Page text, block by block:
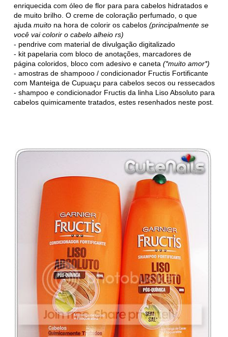
enriquecida com óleo de flor para para cabelos hidratados e
de muito brilho. O creme de coloração perfumado, o que
ajudamuito na hora de colorir os cabelos(principalmente se
você vai colorir o cabelo alheio rs)
- pendrive com material de divulgação digitalizado
- kit papelaria com bloco de anotações, marcadores de
página coloridos, bloco com adesivo e caneta(*muito amor*)
- amostras de shampooo / condicionador Fructis Fortificante
com Manteiga de Cupuaçu para cabelos secos ou ressecados
- shampoo e condicionador Fructis da linha Liso Absoluto para
cabelos quimicamente tratados, estes resenhados neste post.